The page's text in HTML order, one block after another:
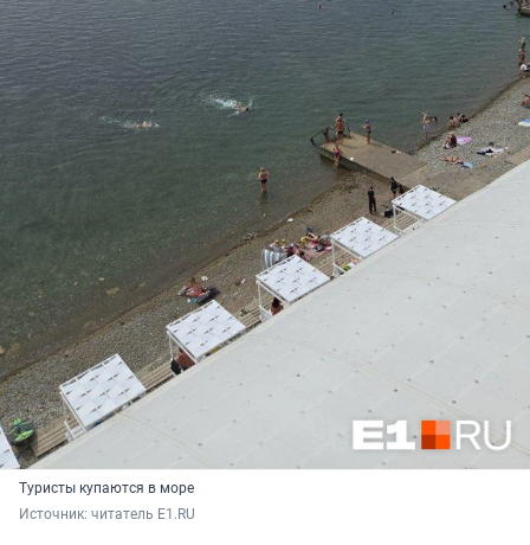
Туристы купаются в море
Источник: читатель E1.RU